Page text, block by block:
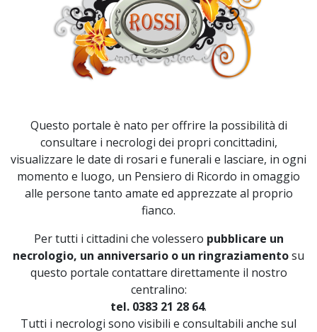
Questo portale è nato per offrire la possibilità di
consultare i necrologi dei propri concittadini,
visualizzare le date di rosari e funerali e lasciare, in ogni
momento e luogo, un Pensiero di Ricordo in omaggio
alle persone tanto amate ed apprezzate al proprio
fianco.
Per tutti i cittadini che volessero pubblicare un
necrologio, un anniversario o un ringraziamentosu
questo portale contattare direttamente il nostro
centralino:
tel. 0383 21 28 64.
Tutti i necrologi sono visibili e consultabili anche sul